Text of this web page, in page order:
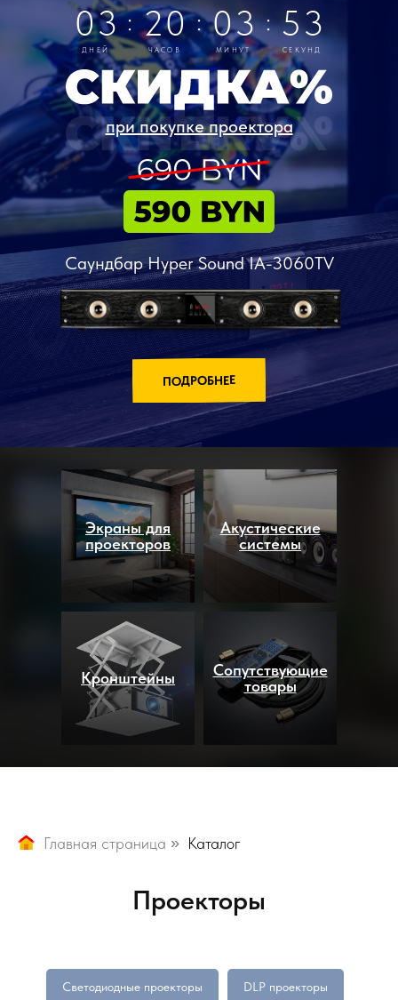
ПОДРОБНЕЕ
Саундбар Hyper Sound IA-3060TV
03
ДНЕЙ
: 20
ЧАСОВ
: 03
МИНУТ
: 52
СЕКУНД
при покупке проектора
Сопутствующие
товары
Кронштейны
Акустические
системы
Экраны для
проекторов
Главная страница » Каталог
Проекторы
Светодиодные проекторы DLP проекторы